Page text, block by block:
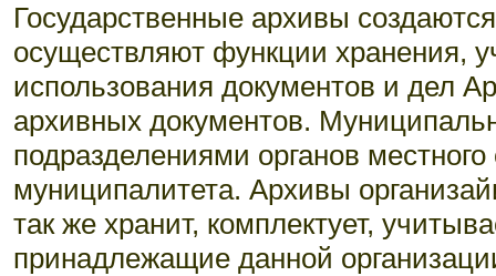
Государственные архивы
осуществляют функции хранения,
использования документов и дел
архивных документов.
подразделениями органов
муниципалитета. Архивы
так же хранит, комплектует,
принадлежащие данной